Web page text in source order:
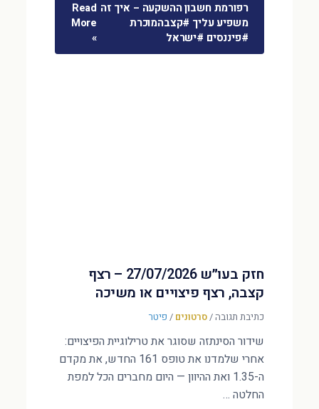
רפורמת חשבון ההשקעה – איך זה
משפיע עליך #קצבהמוכרת
#פיננסים #ישראל
Read
More
»
חזק בעו״ש 27/07/2026 – רצף
קצבה, רצף פיצויים או משיכה
כתיבת תגובה/סרטונים / פיטר
שידור הסינתזה שסוגר את טרילוגיית הפיצויים:
אחרי שלמדנו את טופס 161 החדש, את מקדם
ה-1.35 ואת ההיוון — היום מחברים הכל למפת
החלטה …